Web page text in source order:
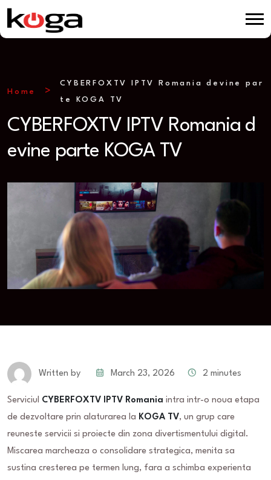
Home
CYBERFOXTV IPTV Romania devine par
te KOGA TV
CYBERFOXTV IPTV Romania d
evine parte KOGA TV
Written by March 23, 2026 2 minutes
Serviciul CYBERFOXTV IPTV Romania intra intr-o noua etapa
de dezvoltare prin alaturarea la KOGA TV, un grup care
reuneste servicii si proiecte din zona divertismentului digital.
Miscarea marcheaza o consolidare strategica, menita sa
sustina cresterea pe termen lung, fara a schimba experienta